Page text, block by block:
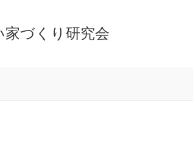
づくり研究会